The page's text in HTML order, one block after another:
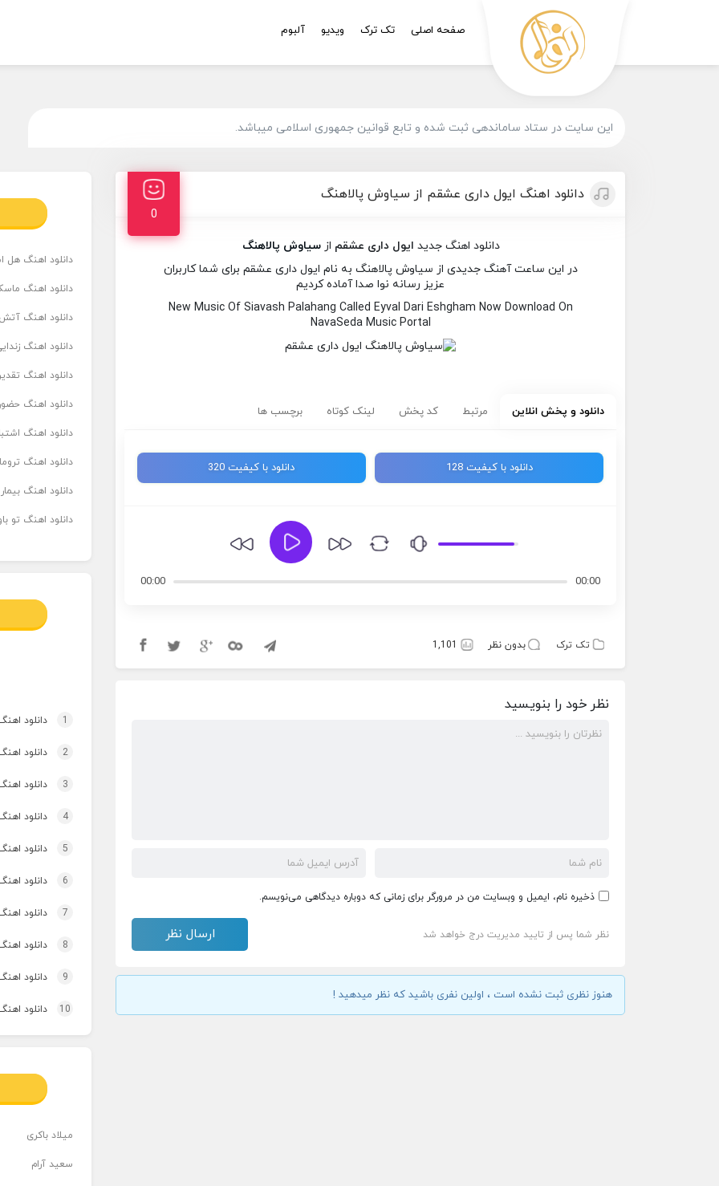
صفحه اصلی تک ترک ویدیو آلبوم
این سایت در ستاد ساماندهی ثبت شده و تابع قوانین جمهوری اسلامی میباشد.
دانلود اهنگ ایول داری عشقم از سیاوش پالاهنگ
0
دانلود اهنگ جدید ایول داری عشقم از سیاوش پالاهنگ
در این ساعت آهنگ جدیدی از سیاوش پالاهنگ به نام ایول داری عشقم برای شما کاربران
عزیز رسانه نوا صدا آماده کردیم
New Music Of Siavash Palahang Called Eyval Dari Eshgham Now Download On
NavaSeda Music Portal
دانلود و پخش انلاین مرتبط کد پخش لینک کوتاه برچسب ها
دانلود با کیفیت 128 دانلود با کیفیت 320
00:00
00:00
تک ترک بدون نظر 1,101
نظر خود را بنویسید
ذخیره نام، ایمیل و وبسایت من در مرورگر برای زمانی که دوباره دیدگاهی می‌نویسم.
نظر شما پس از تایید مدیریت درج خواهد شد
هنوز نظری ثبت نشده است ، اولین نفری باشید که نظر میدهید !
دانلود اهنگ هل
دانلود اهنگ
دانلود اهنگ
دانلود اهنگ
دانلود اهنگ
دانلود اهنگ
دانلود اهنگ
دانلود اهنگ
دانلود اهنگ
دانلود اهنگ تو
1 دانلود اهنگ تاپ و
2 دانلود
3 دانلود اهنگ برنو
4 دانلود
5 دانلود
6 دانلود
7 دانلود
8 دانلود
9 دانلود
10 دانلود
میلاد باکری
سعید آرام